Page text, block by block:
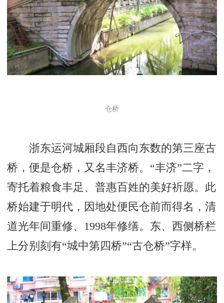
仓桥
浙东运河城厢段自西向东数的第三座古
桥，便是仓桥，又名丰济桥。“丰济”二字，
寄托着粮食丰足、普惠百姓的美好祈愿。此
桥始建于明代，因地处便民仓前而得名，清
道光年间重修、1998年修缮。东、西侧桥栏
上分别刻有“城中第四桥”“古仓桥”字样。